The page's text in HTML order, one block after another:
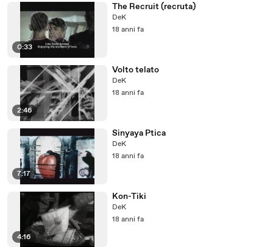
0:33
The Recruit (recruta)
DeK
18 anni fa
2:46
Volto telato
DeK
18 anni fa
7:17
Sinyaya Ptica
DeK
18 anni fa
4:16
Kon-Tiki
DeK
18 anni fa